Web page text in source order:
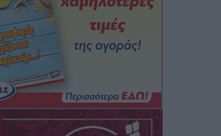
Δικηγορικών
και Κύπρου: Η Ρόδος φιλοξένησε
διοργάνωση